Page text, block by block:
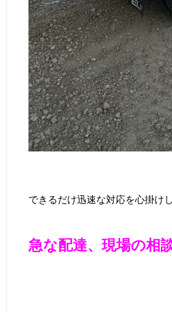
できるだけ迅速な対応を心掛け
急な配達、現場の相